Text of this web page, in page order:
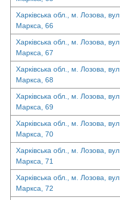
Харківська обл., м. Лозова, вул.
Маркса, 66
Харківська обл., м. Лозова, вул.
Маркса, 67
Харківська обл., м. Лозова, вул.
Маркса, 68
Харківська обл., м. Лозова, вул.
Маркса, 69
Харківська обл., м. Лозова, вул.
Маркса, 70
Харківська обл., м. Лозова, вул.
Маркса, 71
Харківська обл., м. Лозова, вул.
Маркса, 72